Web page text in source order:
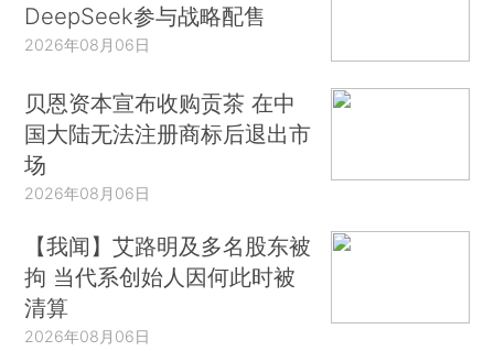
DeepSeek参与战略配售
2026年08月06日
贝恩资本宣布收购贡茶 在中
国大陆无法注册商标后退出市
场
2026年08月06日
【我闻】艾路明及多名股东被
拘 当代系创始人因何此时被
清算
2026年08月06日